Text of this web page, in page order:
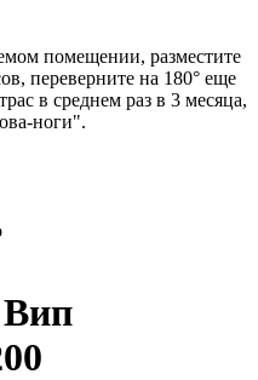
помещении, разместите
переверните на 180° еще
в среднем раз в 3 месяца,
ноги".